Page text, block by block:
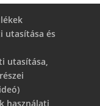
utasítása és
utasítása,
használati